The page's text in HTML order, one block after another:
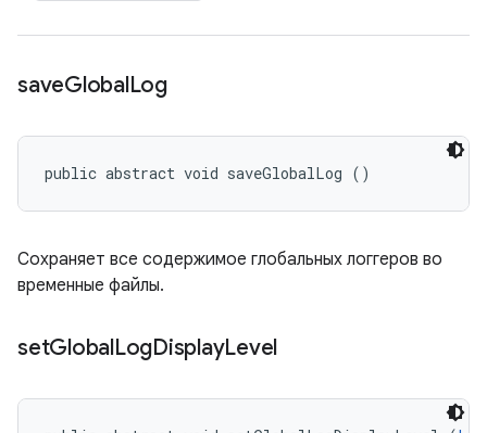
saveGlobalLog
public abstract void saveGlobalLog ()
Сохраняет все содержимое глобальных логгеров во
временные файлы.
setGlobalLogDisplayLevel